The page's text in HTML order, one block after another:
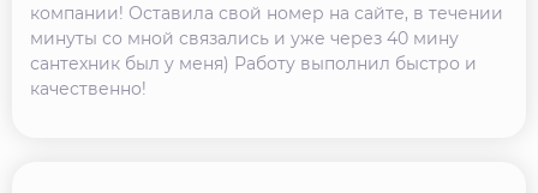
компании! Оставила свой номер на сайте, в течении
минуты со мной связались и уже через 40 мину
сантехник был у меня) Работу выполнил быстро и
качественно!